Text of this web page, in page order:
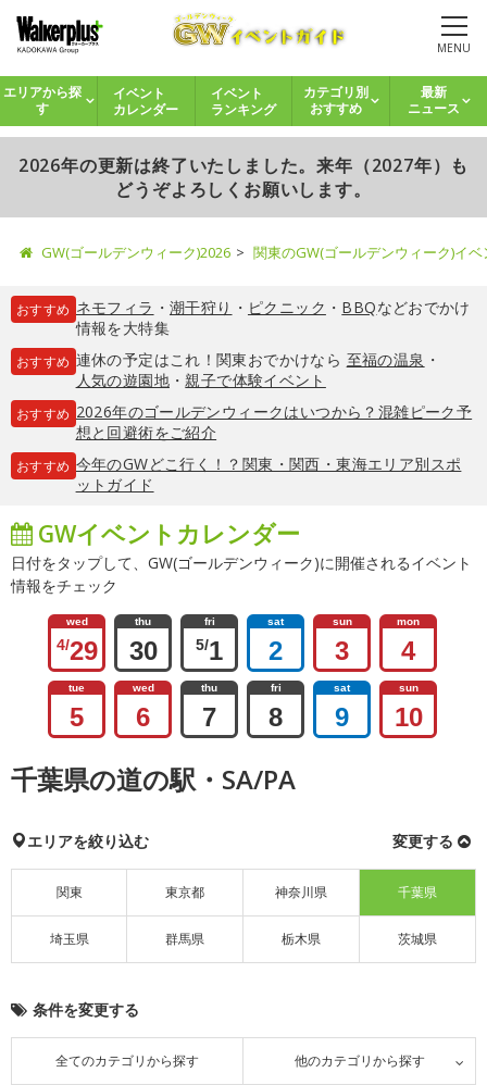
MENU
エリアから探
す
イベント
カレンダー
イベント
ランキング
カテゴリ別
おすすめ
最新
ニュース
2026年の更新は終了いたしました。来年（2027年）も
どうぞよろしくお願いします。
GW(ゴールデンウィーク)2026 関東のGW(ゴールデンウィーク)イ
おすすめ ネモフィラ ・ 潮干狩り ・ ピクニック ・ BBQなどおでかけ
情報を大特集
おすすめ 連休の予定はこれ！関東おでかけなら 至福の温泉 ・
人気の遊園地・親子で体験イベント
おすすめ 2026年のゴールデンウィークはいつから？混雑ピーク予
想と回避術をご紹介
おすすめ 今年のGWどこ行く！？関東・関西・東海エリア別スポ
ットガイド
GWイベントカレンダー
日付をタップして、GW(ゴールデンウィーク)に開催されるイベント
情報をチェック
wed
4/29
thu
30
fri
5/1
sat
2
sun
3
mon
4
tue
5
wed
6
thu
7
fri
8
sat
9
sun
10
千葉県の道の駅・SA/PA
エリアを絞り込む 変更する
関東 東京都 神奈川県 千葉県
埼玉県 群馬県 栃木県 茨城県
条件を変更する
全てのカテゴリから探す 他のカテゴリから探す